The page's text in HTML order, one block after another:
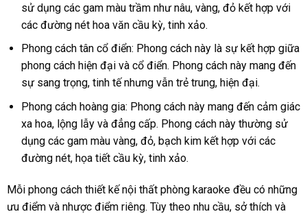
sử dụng các gam màu trầm như nâu, vàng, đỏ kết hợp với
các đường nét hoa văn cầu kỳ, tinh xảo.
Phong cách tân cổ điển: Phong cách này là sự kết hợp giữa
phong cách hiện đại và cổ điển. Phong cách này mang đến
sự sang trọng, tinh tế nhưng vẫn trẻ trung, hiện đại.
Phong cách hoàng gia: Phong cách này mang đến cảm giác
xa hoa, lộng lẫy và đẳng cấp. Phong cách này thường sử
dụng các gam màu vàng, đỏ, bạch kim kết hợp với các
đường nét, họa tiết cầu kỳ, tinh xảo.
Mỗi phong cách thiết kế nội thất phòng karaoke đều có những
ưu điểm và nhược điểm riêng. Tùy theo nhu cầu, sở thích và